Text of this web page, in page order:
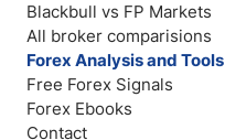
Blackbull vs FP Markets
All broker comparisions
Forex Analysis and Tools
Free Forex Signals
Forex Ebooks
Contact